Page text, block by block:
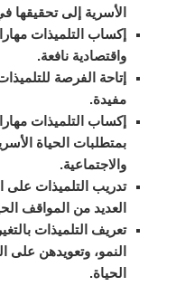
الأسرية إلى تحقيقها
إكساب التلميذات
واقتصادية نافعة.
إتاحة الفرصة
مفيدة.
إكساب التلميذات
بمتطلبات الحياة
والاجتماعية.
تدريب التلميذات
العديد من المواقف
تعريف التلميذات
النمو، وتعويدهن على
الحياة.